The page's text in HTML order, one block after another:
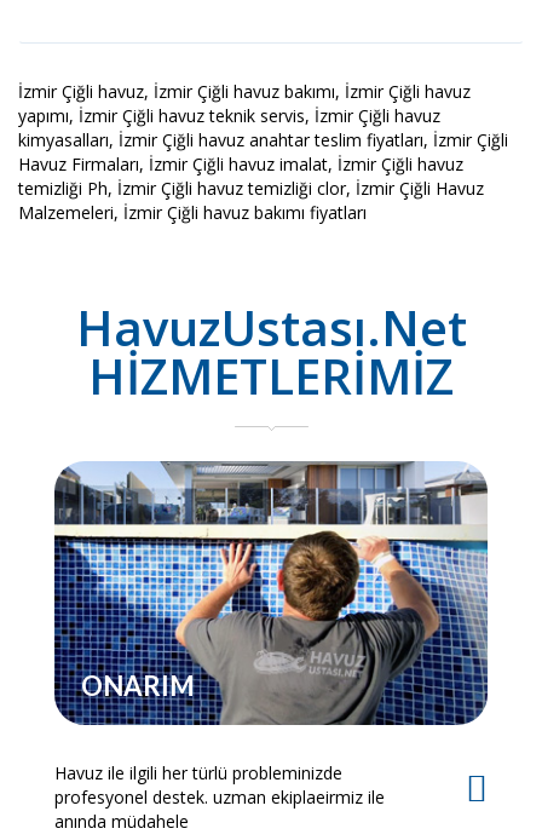
İzmir Çiğli havuz, İzmir Çiğli havuz bakımı, İzmir Çiğli havuz
yapımı, İzmir Çiğli havuz teknik servis, İzmir Çiğli havuz
kimyasalları, İzmir Çiğli havuz anahtar teslim fiyatları, İzmir Çiğli
Havuz Firmaları, İzmir Çiğli havuz imalat, İzmir Çiğli havuz
temizliği Ph, İzmir Çiğli havuz temizliği clor, İzmir Çiğli Havuz
Malzemeleri, İzmir Çiğli havuz bakımı fiyatları
HavuzUstası.Net
HİZMETLERİMİZ
ONARIM
Havuz ile ilgili her türlü probleminizde
profesyonel destek. uzman ekiplaeirmiz ile
anında müdahele